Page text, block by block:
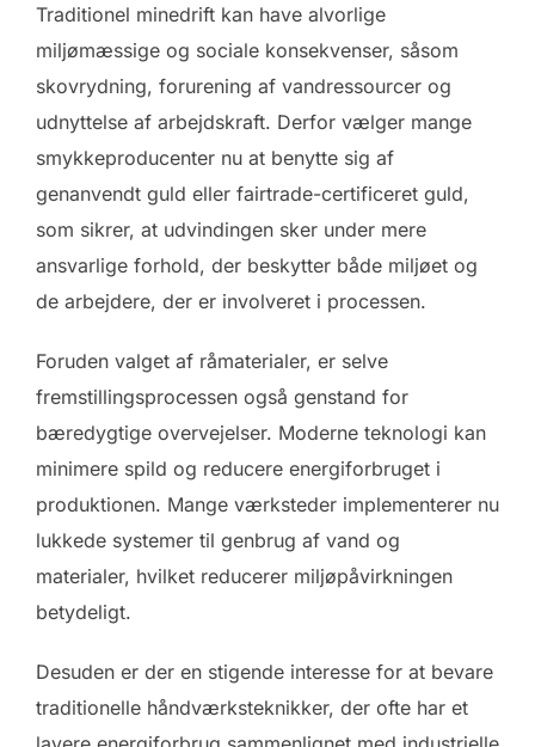
Traditionel minedrift kan have alvorlige
miljømæssige og sociale konsekvenser, såsom
skovrydning, forurening af vandressourcer og
udnyttelse af arbejdskraft. Derfor vælger mange
smykkeproducenter nu at benytte sig af
genanvendt guld eller fairtrade-certificeret guld,
som sikrer, at udvindingen sker under mere
ansvarlige forhold, der beskytter både miljøet og
de arbejdere, der er involveret i processen.
Foruden valget af råmaterialer, er selve
fremstillingsprocessen også genstand for
bæredygtige overvejelser. Moderne teknologi kan
minimere spild og reducere energiforbruget i
produktionen. Mange værksteder implementerer nu
lukkede systemer til genbrug af vand og
materialer, hvilket reducerer miljøpåvirkningen
betydeligt.
Desuden er der en stigende interesse for at bevare
traditionelle håndværksteknikker, der ofte har et